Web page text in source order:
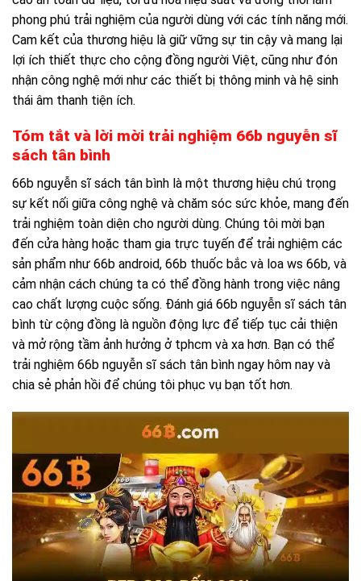
phong phú trải nghiệm của người dùng với các tính năng mới.
Cam kết của thương hiệu là giữ vững sự tin cậy và mang lại
lợi ích thiết thực cho cộng đồng người Việt, cũng như đón
nhận công nghệ mới như các thiết bị thông minh và hệ sinh
thái âm thanh tiện ích.
Tóm tắt và lời mời trải nghiệm 66b nguyễn sĩ
sách tân bình
66b nguyễn sĩ sách tân bình là một thương hiệu chú trọng
sự kết nối giữa công nghệ và chăm sóc sức khỏe, mang đến
trải nghiệm toàn diện cho người dùng. Chúng tôi mời bạn
đến cửa hàng hoặc tham gia trực tuyến để trải nghiệm các
sản phẩm như 66b android, 66b thuốc bắc và loa ws 66b, và
cảm nhận cách chúng ta có thể đồng hành trong việc nâng
cao chất lượng cuộc sống. Đánh giá 66b nguyễn sĩ sách tân
bình từ cộng đồng là nguồn động lực để tiếp tục cải thiện
và mở rộng tầm ảnh hưởng ở tphcm và xa hơn. Bạn có thể
trải nghiệm 66b nguyễn sĩ sách tân bình ngay hôm nay và
chia sẻ phản hồi để chúng tôi phục vụ bạn tốt hơn.